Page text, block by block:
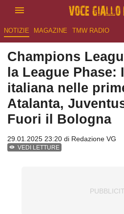
NOTIZIE MAGAZINE TMW RADIO
Champions
la League Phase:
italiana nelle
Atalanta,
Fuori il Bologna
29.01.2025 23:20 di Redazione VG
VEDI LETTURE